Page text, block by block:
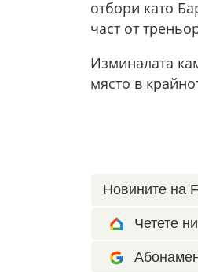
отбори като
част от
Изминалата
място в
Новините на
Четете